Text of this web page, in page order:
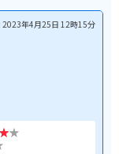
2023年4月25日 12時15分